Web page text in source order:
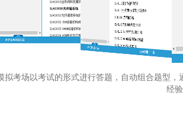
拟考场以考试的形式进行答题，自动组合题型
经